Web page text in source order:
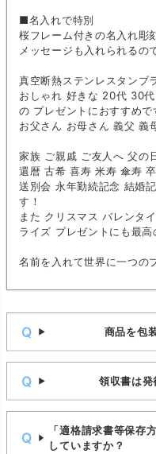
■名入れで特別
桜フレーム付きの名入れ彫
メッセージも入れられるの
真空断熱ステンレスタン
おしゃれ 好きな 20代 30
の プレゼントにおすすめで
お父さん お母さん 義父 義
家族 ご親戚 ご友人へ 父
還暦 古希 喜寿 米寿 傘寿
送別会 永年勤続記念 結婚
す！
また クリスマス バレンタ
ライズ プレゼントにも最高
名前を入れて世界に一つの
商品を包
領収書は発
「適格請求書等保存
していますか？